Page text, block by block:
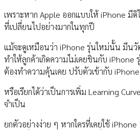
เพราะหาก Apple ออกแบบให้ iPhone มีดิ
ที่เปลี่ยนไปอย่างมากในทุกปี
แม้จะดูเหมือนว่า iPhone รุ่นใหม่นั้น มีนวั
ทำให้ลูกค้าเกิดความไม่เคยชินกับ iPhone
ต้องทำความคุ้นเคย ปรับตัวเข้ากับ
หรือเรียกได้ว่าเป็นการเพิ่ม Learning
จำเป็น
ยกตัวอย่างง่าย ๆ หากใครที่เคยใช้